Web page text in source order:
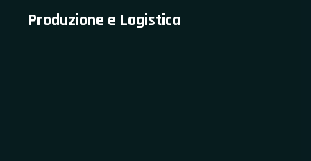
Produzione e Logistica